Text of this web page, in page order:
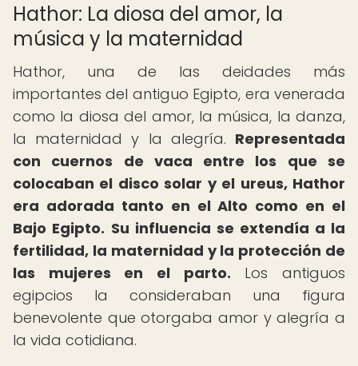
Hathor: La diosa del amor, la
música y la maternidad
Hathor, una de las deidades más
importantes del antiguo Egipto, era venerada
como la diosa del amor, la música, la danza,
la maternidad y la alegría. Representada
con cuernos de vaca entre los que se
colocaban el disco solar y el ureus, Hathor
era adorada tanto en el Alto como en el
Bajo Egipto. Su influencia se extendía a la
fertilidad, la maternidad y la protección de
las mujeres en el parto. Los antiguos
egipcios la consideraban una figura
benevolente que otorgaba amor y alegría a
la vida cotidiana.